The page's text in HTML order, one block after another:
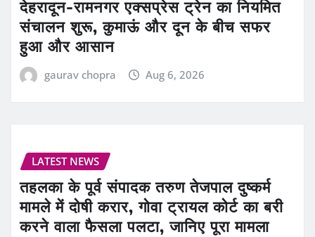
देहरादून-रामनगर एक्सप्रेस ट्रेन का नियमित
संचालन शुरू, कुमाऊं और दून के बीच सफर
हुआ और आसान
gaurav chopra Aug 6, 2026
LATEST NEWS
तहलका के पूर्व संपादक तरुण तेजपाल दुष्कर्म
मामले में दोषी करार, गोवा ट्रायल कोर्ट का बरी
करने वाला फैसला पलटा, जानिए पूरा मामला